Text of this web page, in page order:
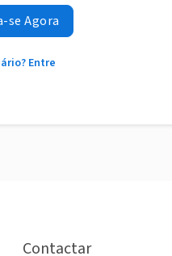
se Agora
Entre
Contactar